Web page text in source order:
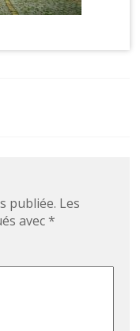
publiée. Les
avec*